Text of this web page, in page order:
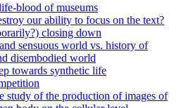
blood of museums
our ability to focus on the text?
closing down
sensuous world vs. history of
disembodied world
towards synthetic life
study of the production of images of